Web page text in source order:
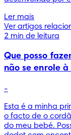
Ler mais
Ver artigos
2 min de leitura
Que posso
não se enrole
-
Esta é a minha
o facto de o
do meu bebé.